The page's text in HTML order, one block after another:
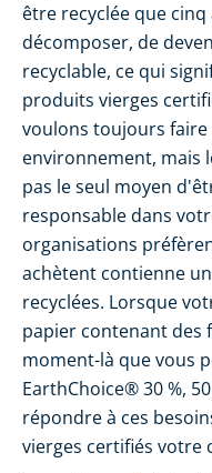
être recyclée que
décomposer, de
recyclable, ce qui
produits vierges
voulons toujours
environnement, mais
pas le seul moyen
responsable dans
organisations
achètent contienne
recyclées. Lorsque
papier contenant des
moment-là que vous
EarthChoice® 30 %,
répondre à ces
vierges certifiés votre